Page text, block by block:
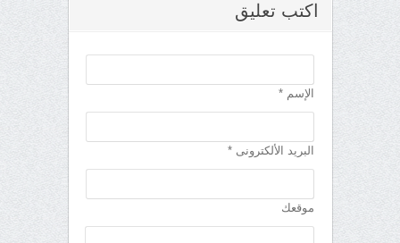
اكتب تعليق
الإسم *
البريد الألكترونى *
موقعك